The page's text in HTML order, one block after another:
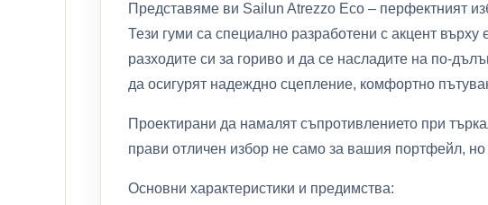
Представяме ви Sailun Atrezzo Eco – перфектният
Тези гуми са специално разработени с акцент
разходите си за гориво и да се насладите на по-
да осигурят надеждно сцепление, комфортно
Проектирани да намалят съпротивлението при
прави отличен избор не само за вашия портфейл, но
Основни характеристики и предимства: